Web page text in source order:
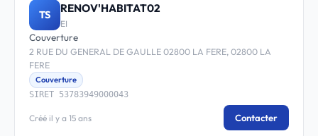
TS RENOV'HABITAT02
EI
Couverture
2 RUE DU GENERAL DE GAULLE 02800 LA FERE, 02800 LA
FERE
Couverture
SIRET 53783949000043
Créé il y a 15 ans Contacter